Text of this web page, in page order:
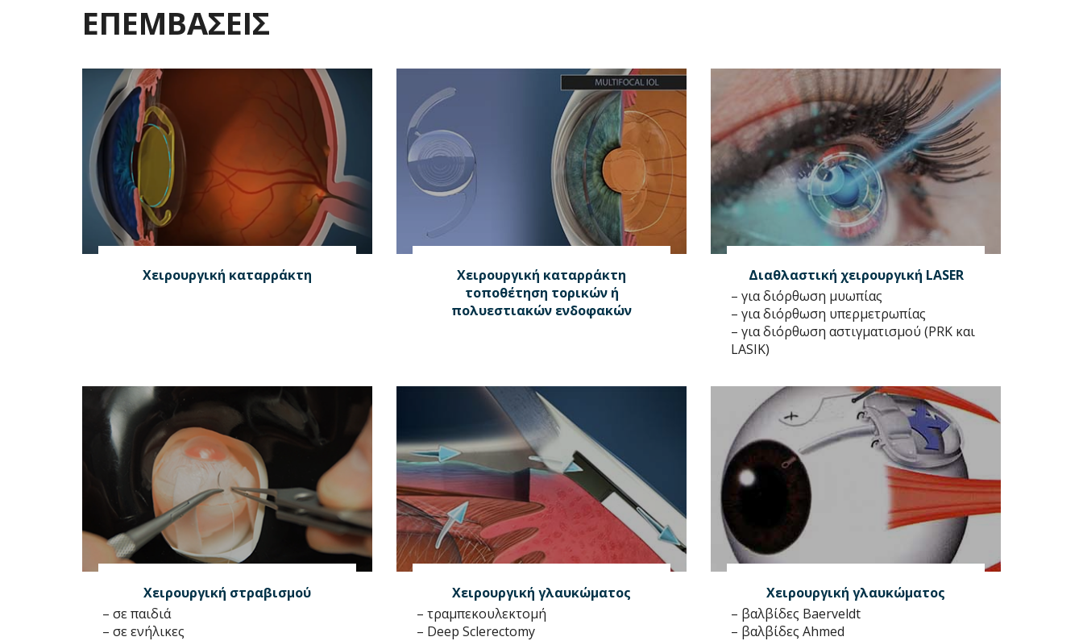
ΕΠΕΜΒΑΣΕΙΣ
Χειρουργική καταρράκτη
Χειρουργική καταρράκτη
τοποθέτηση τορικών ή
πολυεστιακών ενδοφακών
Διαθλαστική χειρουργική LASER
– για διόρθωση μυωπίας
– για διόρθωση υπερμετρωπίας
– για διόρθωση αστιγματισμού (PRK και
LASIK)
Χειρουργική στραβισμού
– σε παιδιά
– σε ενήλικες
Χειρουργική γλαυκώματος
– τραμπεκουλεκτομή
– Deep Sclerectomy
Χειρουργική γλαυκώματος
– βαλβίδες Baerveldt
– βαλβίδες Ahmed